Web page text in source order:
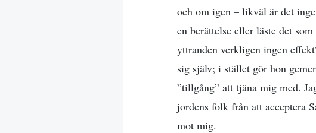
och om igen – likväl är det
en berättelse eller läste det
yttranden verkligen ingen
sig själv; i stället gör hon
”tillgång” att tjäna mig med.
jordens folk från att acceptera
mot mig.